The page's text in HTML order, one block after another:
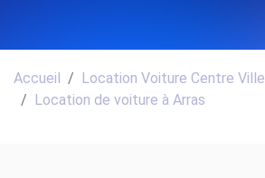
Accueil
Location Voiture Centre Ville
Location de voiture à Arras